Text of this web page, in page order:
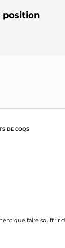
position
DE COQS
que faire souffrir